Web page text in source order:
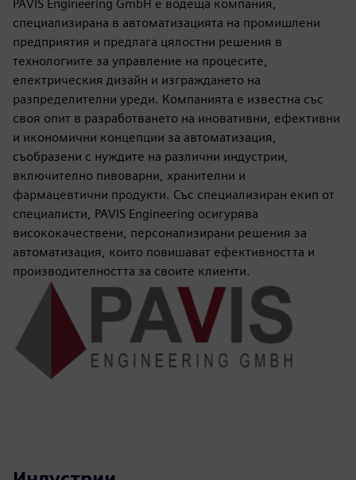
PAVIS Engineering GmbH е водеща компания,
специализирана в автоматизацията на промишлени
предприятия и предлага цялостни решения в
технологиите за управление на процесите,
електрическия дизайн и изграждането на
разпределителни уреди. Компанията е известна със
своя опит в разработването на иновативни, ефективни
и икономични концепции за автоматизация,
съобразени с нуждите на различни индустрии,
включително пивоварни, хранителни и
фармацевтични продукти. Със специализиран екип от
специалисти, PAVIS Engineering осигурява
висококачествени, персонализирани решения за
автоматизация, които повишават ефективността и
производителността за своите клиенти.